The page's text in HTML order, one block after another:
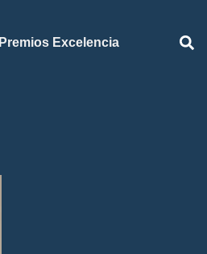
Premios Excelencia